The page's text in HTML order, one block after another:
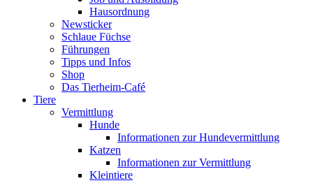
Hausordnung
Newsticker
Schlaue Füchse
Führungen
Tipps und Infos
Shop
Das Tierheim-Café
Tiere
Vermittlung
Hunde
Informationen zur Hundevermittlung
Katzen
Informationen zur Vermittlung
Kleintiere